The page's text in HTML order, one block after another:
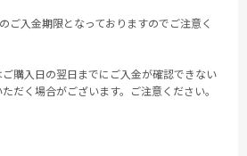
ご入金期限となっておりますのでご注意く
購入日の翌日までにご入金が確認できない
だく場合がございます。ご注意ください。